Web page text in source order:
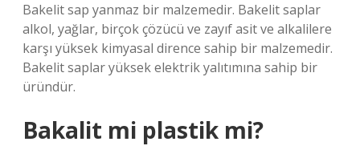
Bakelit sap yanmaz bir malzemedir. Bakelit saplar
alkol, yağlar, birçok çözücü ve zayıf asit ve alkalilere
karşı yüksek kimyasal dirence sahip bir malzemedir.
Bakelit saplar yüksek elektrik yalıtımına sahip bir
üründür.
Bakalit mi plastik mi?